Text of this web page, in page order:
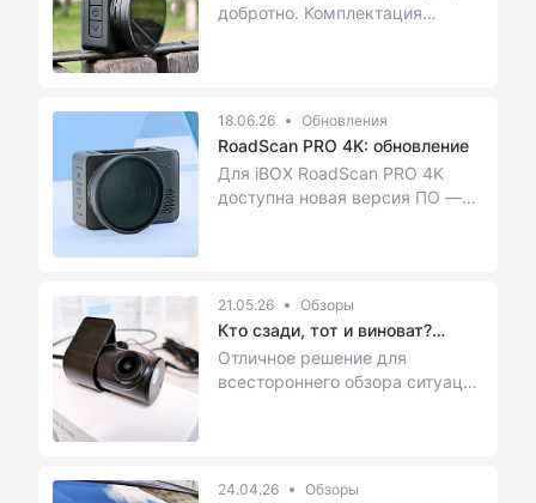
добротно. Комплектация
18.06.26 Обновления
RoadScan PRO 4K: обновление
Для iBOX RoadScan PRO 4K
доступна новая версия ПО —
21.05.26 Обзоры
Кто сзади, тот и виноват?
Устано...
Отличное решение для
всестороннего обзора ситуации
24.04.26 Обзоры